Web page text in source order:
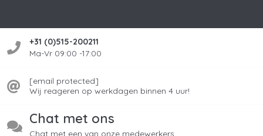
+31 (0)515-200211
Ma-Vr 09:00 -17:00
[email protected]
Wij reageren op werkdagen binnen 4 uur!
Chat met ons
Chat met een van onze medewerkers